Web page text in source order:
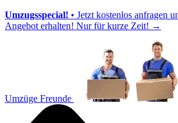
Umzugsspecial! • Jetzt kostenlos anfragen
Angebot erhalten! Nur für kurze Zeit! →
Umzüge Freunde